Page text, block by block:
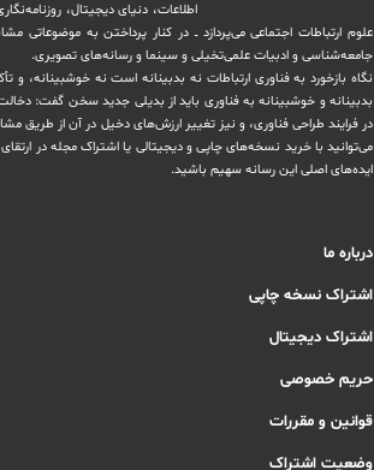
اطلاعات، دنیای دیجیتال،
علوم ارتباطات اجتماعی می‌پردازد ــ در کنار پرداختن به
‏جامعه‌شناسی و ادبیات علمی‌تخیلی و سینما و رسانه‌های تصویری.
نگاه بازخورد به فناوری ارتباطات نه بدبینانه است نه خوشبینانه، و
بدبینانه و خوشبینانه به فناوری باید از بدیلی جدید سخن گفت:
در ‏فرایند طراحی فناوری، و نیز تغییر ارزش‌های دخيل در آن از طریق
می‌توانید با خرید نسخه‌های چاپی و دیجیتالی یا ‏اشتراک مجله در
ایده‌های اصلی این رسانه سهیم باشید.
درباره ما
اشتراک نسخه چاپی
اشتراک دیجیتال
حریم خصوصی
قوانین و مقررات
وضعیت اشتراک